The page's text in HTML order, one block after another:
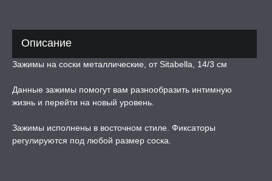
ПОМПЫ
ПРИКОЛЫ,
УПАКОВКА
Описание
Зажимы на соски металлические, от Sitabella, 14/3 см
Данные зажимы помогут вам разнообразить интимную
жизнь и перейти на новый уровень.
Зажимы исполнены в восточном стиле. Фиксаторы
регулируются под любой размер соска.